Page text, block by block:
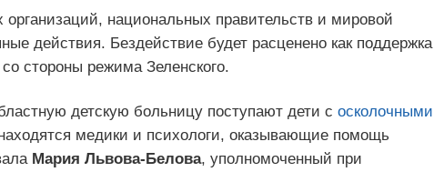
национальных правительств и мировой
действия. Бездействие будет расценено как поддержка
стороны режима Зеленского.
детскую больницу поступают дети с осколочными
медики и психологи, оказывающие помощь
Мария Львова-Белова, уполномоченный при